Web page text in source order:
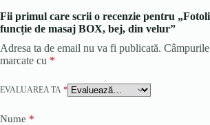
Fii primul care scrii o recenzie pentru
funcție de masaj BOX, bej, din velur”
Adresa ta de email nu va fi publicată.
marcate cu *
EVALUAREA TA *
Nume *